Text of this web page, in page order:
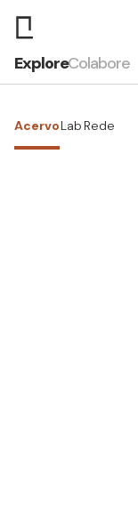
ExploreColabore
AcervoLab Rede